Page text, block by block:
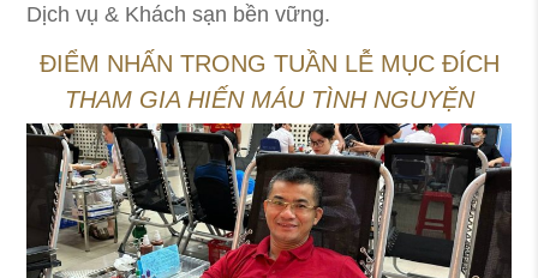
Dịch vụ & Khách sạn bền vững.
ĐIỂM NHẤN TRONG TUẦN LỄ MỤC ĐÍCH
THAM GIA HIẾN MÁU TÌNH NGUYỆN